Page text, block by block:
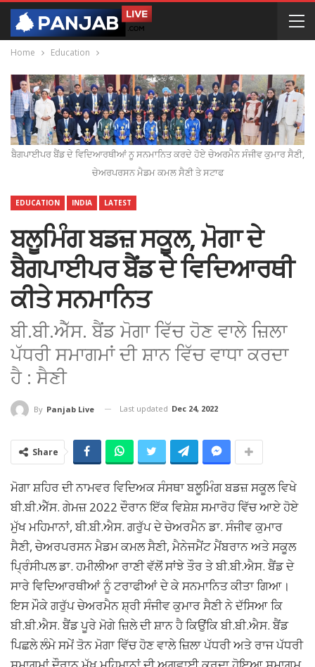
Home Education
ਬੈਗਪਾਈਪਰ ਬੈਂਡ ਦੇ ਵਿਦਿਆਰਥੀਆਂ ਨੂ ਸਨਮਾਨਿਤ ਕਰਦੇ ਹੋਏ ਚੇਅਰਮੈਨ ਸੰਜੀਵ ਕੁਮਾਰ ਸੈਣੀ,
ਚੇਅਰਪਰਸਨ ਮੈਡਮ ਕਮਲ ਸੈਣੀ ਤੇ ਸਟਾਫ
EDUCATION INDIA LATEST
ਬਲੂਮਿੰਗ ਬਡਜ਼ ਸਕੂਲ, ਮੋਗਾ ਦੇ
ਬੈਗਪਾਈਪਰ ਬੈਂਡ ਦੇ ਵਿਦਿਆਰਥੀ
ਕੀਤੇ ਸਨਮਾਨਿਤ
ਬੀ.ਬੀ.ਐੱਸ. ਬੈਂਡ ਮੋਗਾ ਵਿੱਚ ਹੋਣ ਵਾਲੇ ਜ਼ਿਲਾ
ਪੱਧਰੀ ਸਮਾਗਮਾਂ ਦੀ ਸ਼ਾਨ ਵਿੱਚ ਵਾਧਾ ਕਰਦਾ
ਹੈ : ਸੈਣੀ
By Panjab Live Last updated Dec 24, 2022
Share
ਮੋਗਾ ਸ਼ਹਿਰ ਦੀ ਨਾਮਵਰ ਵਿਦਿਅਕ ਸੰਸਥਾ ਬਲੂਮਿੰਗ ਬਡਜ਼ ਸਕੂਲ ਵਿਖੇ
ਬੀ.ਬੀ.ਐੱਸ. ਗੇਮਜ਼ 2022 ਦੌਰਾਨ ਇੱਕ ਵਿਸ਼ੇਸ਼ ਸਮਾਰੋਹ ਵਿੱਚ ਆਏ ਹੋਏ
ਮੁੱਖ ਮਹਿਮਾਨਾਂ, ਬੀ.ਬੀ.ਐਸ. ਗਰੁੱਪ ਦੇ ਚੇਅਰਮੈਨ ਡਾ. ਸੰਜੀਵ ਕੁਮਾਰ
ਸੈਣੀ, ਚੇਅਰਪਰਸਨ ਮੈਡਮ ਕਮਲ ਸੈਣੀ, ਮੈਨੇਜਮੈਂਟ ਮੈਂਬਰਾਨ ਅਤੇ ਸਕੂਲ
ਪ੍ਰਿੰਸੀਪਲ ਡਾ. ਹਮੀਲੀਆ ਰਾਣੀ ਵੱਲੋਂ ਸਾਂਝੇ ਤੌਰ ਤੇ ਬੀ.ਬੀ.ਐਸ. ਬੈਂਡ ਦੇ
ਸਾਰੇ ਵਿਦਿਆਰਥੀਆਂ ਨੂੰ ਟਰਾਫੀਆਂ ਦੇ ਕੇ ਸਨਮਾਨਿਤ ਕੀਤਾ ਗਿਆ।
ਇਸ ਮੌਕੇ ਗਰੁੱਪ ਚੇਅਰਮੈਨ ਸ਼੍ਰੀ ਸੰਜੀਵ ਕੁਮਾਰ ਸੈਣੀ ਨੇ ਦੱਸਿਆ ਕਿ
ਬੀ.ਬੀ.ਐਸ. ਬੈਂਡ ਪੂਰੇ ਮੋਗੇ ਜ਼ਿਲੇ ਦੀ ਸ਼ਾਨ ਹੈ ਕਿਉਂਕਿ ਬੀ.ਬੀ.ਐਸ. ਬੈਂਡ
ਪਿਛਲੇ ਲੰਮੇ ਸਮੇਂ ਤੋਨ ਮੋਗਾ ਵਿੱਚ ਹੋਣ ਵਾਲੇ ਜ਼ਿਲਾ ਪੱਧਰੀ ਅਤੇ ਰਾਜ ਪੱਧਰੀ